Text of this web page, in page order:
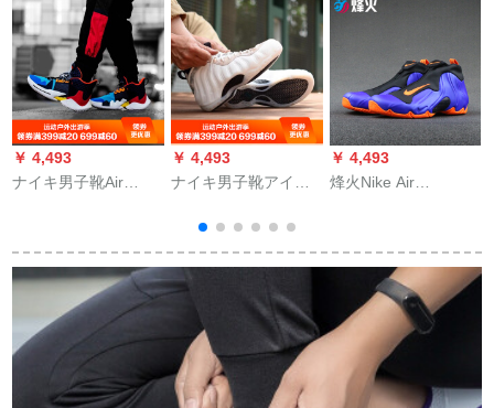
￥ 4,493
ナイキ男子靴Air
戦署名バーッシェル
BV 6352 AO 6218-
900レガッタ40
￥ 4,493
ナイキ男子靴アイフ
ームフォームOe Oe
リングのパプリカ泡
液銀bassカースト
314996-12 wa 3963-
101大理石スラブ42.5
￥ 4,493
烽火Nike Air
AO 9378-408号倉庫